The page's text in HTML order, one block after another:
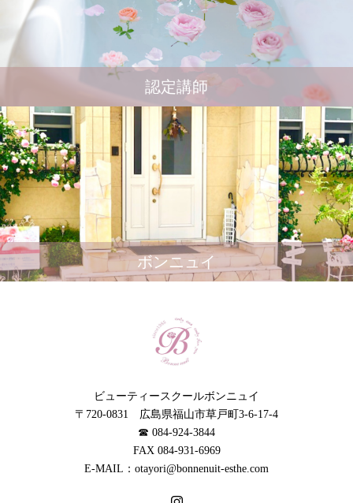
認定講師
ボンニュイ
ビューティースクールボンニュイ
〒720-0831 広島県福山市草戸町3-6-17-4
☎︎ 084-924-3844
FAX 084-931-6969
E-MAIL：otayori@bonnenuit-esthe.com